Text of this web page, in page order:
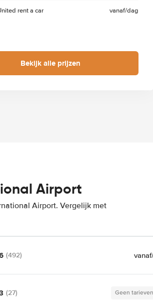
rent a car vanaf/dag
Bekijk alle prijzen
Airport
Airport. Vergelijk met
(492) vanaf
(27) Geen